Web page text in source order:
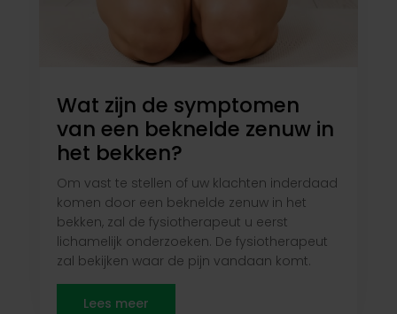
Wat zijn de symptomen
van een beknelde zenuw in
het bekken?
Om vast te stellen of uw klachten inderdaad
komen door een beknelde zenuw in het
bekken, zal de fysiotherapeut u eerst
lichamelijk onderzoeken. De fysiotherapeut
zal bekijken waar de pijn vandaan komt.
Lees meer